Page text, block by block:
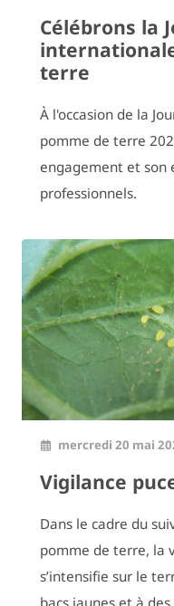
Célébrons la
terre
À l'occasion de la
pomme de terre
engagement et son
professionnels.
mercredi 20 mai
Vigilance
Dans le cadre du
pomme de terre, la
s’intensifie sur le
bacs jaunes et à